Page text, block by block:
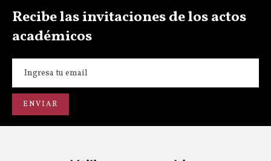
Recibe las invitaciones de los actos
académicos